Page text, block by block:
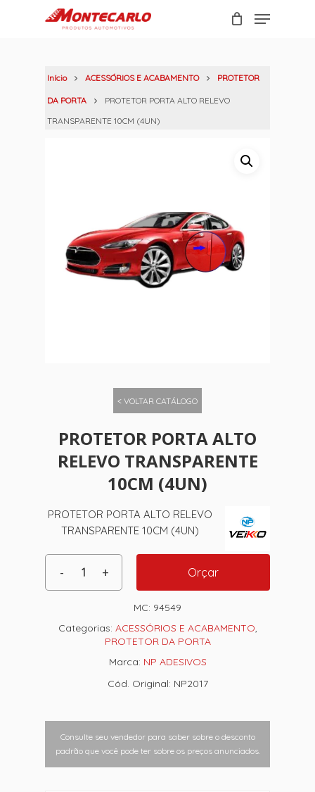
Menu
Carrinho
Início ACESSÓRIOS E ACABAMENTO PROTETOR
DA PORTA
PROTETOR PORTA ALTO RELEVO
TRANSPARENTE 10CM (4UN)
< VOLTAR CATÁLOGO
PROTETOR PORTA ALTO
RELEVO TRANSPARENTE
10CM (4UN)
PROTETOR PORTA ALTO RELEVO
TRANSPARENTE 10CM (4UN)
Orçar
MC: 94549
Categorias: ACESSÓRIOS E ACABAMENTO,
PROTETOR DA PORTA
Marca: NP ADESIVOS
Cód. Original: NP2017
Consulte seu vendedor para saber sobre o desconto
padrão que você pode ter sobre os preços anunciados.